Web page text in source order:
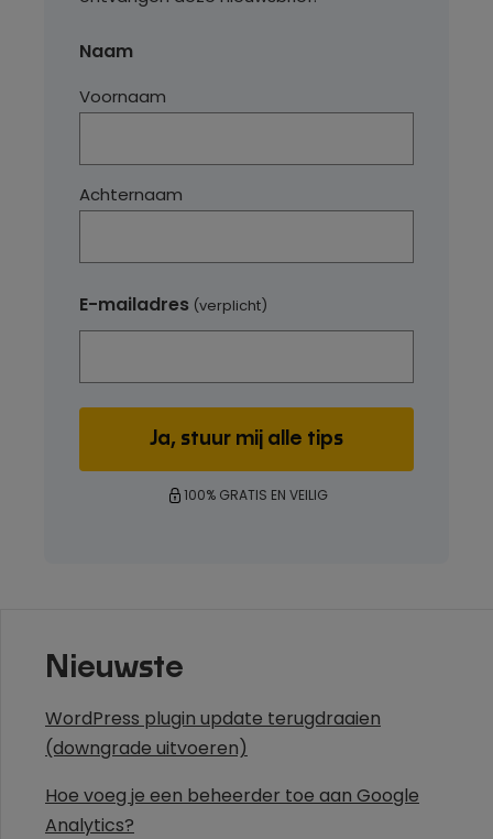
Naam
Voornaam
Achternaam
E-mailadres (verplicht)
100% GRATIS EN VEILIG
Nieuwste
WordPress plugin update terugdraaien
(downgrade uitvoeren)
Hoe voeg je een beheerder toe aan Google
Analytics?